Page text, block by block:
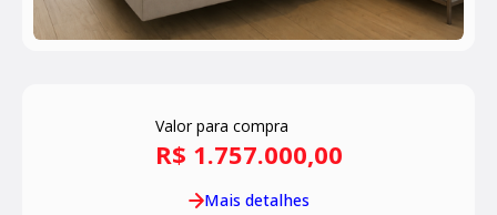
Valor para compra
R$ 1.757.000,00
Mais detalhes